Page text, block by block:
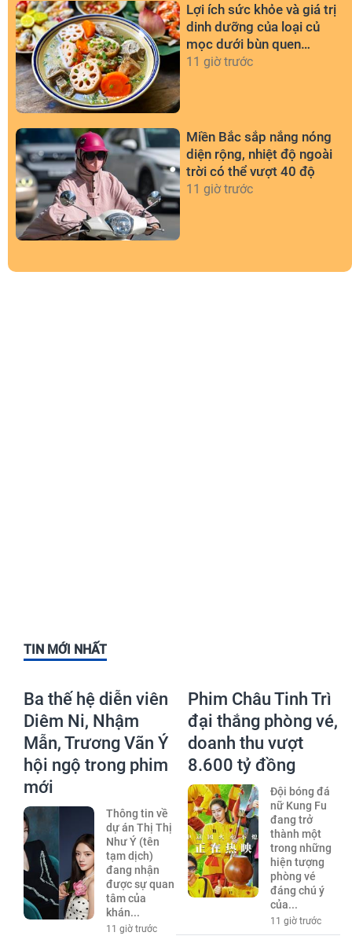
Lợi ích sức khỏe và giá trị
dinh dưỡng của loại củ
mọc dưới bùn quen
thuộc
11 giờ trước
Miền Bắc sắp nắng nóng
diện rộng, nhiệt độ ngoài
trời có thể vượt 40 độ
11 giờ trước
TIN MỚI NHẤT
Ba thế hệ diễn viên
Diêm Ni, Nhậm
Mẫn, Trương Vãn Ý
hội ngộ trong phim
mới
Thông tin về
dự án Thị Thị
Như Ý (tên
tạm dịch)
đang nhận
được sự quan
tâm của
khán...
11 giờ trước
Phim Châu Tinh Trì
đại thắng phòng vé,
doanh thu vượt
8.600 tỷ đồng
Đội bóng đá
nữ Kung Fu
đang trở
thành một
trong những
hiện tượng
phòng vé
đáng chú ý
của...
11 giờ trước